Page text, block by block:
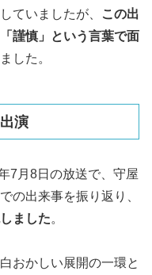
ていましたが、
この出
謹慎」という言葉で面
した。
演
7月8日の放送で、守屋
の出来事を振り返り、
ました。
おかしい展開の一環と